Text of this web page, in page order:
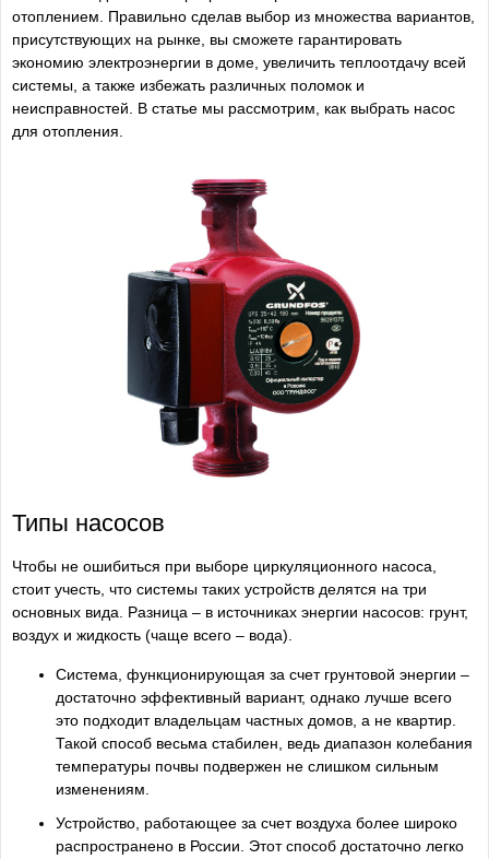
отоплением. Правильно сделав выбор из множества вариантов,
присутствующих на рынке, вы сможете гарантировать
экономию электроэнергии в доме, увеличить теплоотдачу всей
системы, а также избежать различных поломок и
неисправностей. В статье мы рассмотрим, как выбрать насос
для отопления.
Типы насосов
Чтобы не ошибиться при выборе циркуляционного насоса,
стоит учесть, что системы таких устройств делятся на три
основных вида. Разница – в источниках энергии насосов: грунт,
воздух и жидкость (чаще всего – вода).
Система, функционирующая за счет грунтовой энергии –
достаточно эффективный вариант, однако лучше всего
это подходит владельцам частных домов, а не квартир.
Такой способ весьма стабилен, ведь диапазон колебания
температуры почвы подвержен не слишком сильным
изменениям.
Устройство, работающее за счет воздуха более широко
распространено в России. Этот способ достаточно легко